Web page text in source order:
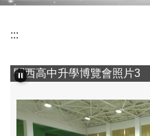
:::
關西高中升學博覽會照片3